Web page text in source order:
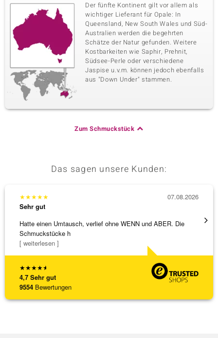
Der fünfte Kontinent gilt vor allem als
wichtiger Lieferant für Opale: In
Queensland, New South Wales und Süd-
Australien werden die begehrten
Schätze der Natur gefunden. Weitere
Kostbarkeiten wie Saphir, Prehnit,
Südsee-Perle oder verschiedene
Jaspise u.v.m. können jedoch ebenfalls
aus "Down Under" stammen.
Zum Schmuckstück
Das sagen unsere Kunden:
★★★★★
4,7 Sehr gut
9554 Bewertungen
★★★★★
Sehr gut
Hatte einen Umtausch, verlief ohne WENN und ABER. Die
Schmuckstücke h
[ weiterlesen ]
07.08.2026